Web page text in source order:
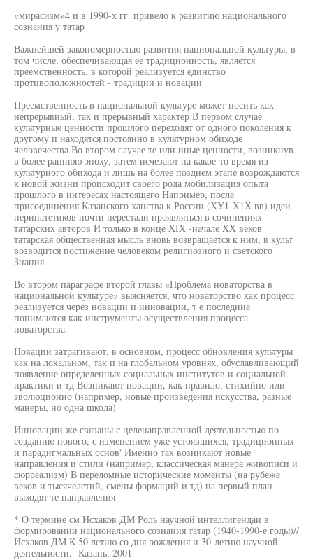
«мирасизм»4 и в 1990-х гг. привело к развитию национального
сознания у татар
Важнейшей закономерностью развития национальной культуры, в
том числе, обеспечивающая ее традиционность, является
преемственность, в которой реализуется единство
противоположностей - традиции и новации
Преемственность в национальной культуре может носить как
непрерывный, так и прерывный характер В первом случае
культурные ценности прошлого переходят от одного поколения к
другому и находятся постоянно в культурном обиходе
человечества Во втором случае те или иные ценности, возникнув
в более раннюю эпоху, затем исчезают на какое-то время из
культурного обихода и лишь на более позднем этапе возрождаются
к новой жизни происходит своего рода мобилизация опыта
прошлого в интересах настоящего Например, после
присоединения Казанского ханства к России (ХУ1-Х1Х вв) идеи
перипатетиков почти перестали проявляться в сочинениях
татарских авторов И только в конце XIX -начале XX веков
татарская общественная мысль вновь возвращается к ним, в культ
возводится постижение человеком религиозного и светского
Знания
Во втором параграфе второй главы «Проблема новаторства в
национальной культуре» выясняется, что новаторство как процесс
реализуется через новации и инновации, т е последние
понимаются как инструменты осуществления процесса
новаторства.
Новации затрагивают, в основном, процесс обновления культуры
как на локальном, так и на глобальном уровнях, обуславливающий
появление определенных социальных институтов и социальной
практики и тд Возникают новации, как правило, стихийно или
эволюционно (например, новые произведения искусства, разные
манеры, но одна школа)
Инновации же связаны с целенаправленной деятельностью по
созданию нового, с изменением уже устоявшихся, традиционных
и парадигмальных основ' Именно так возникают новые
направления и стили (например, классическая манера живописи и
сюрреализм) В переломные исторические моменты (на рубеже
веков и тысячелетий, смены формаций и тд) на первый план
выходят те направления
* О термине см Исхаков ДМ Роль научной интеллигендаи в
формировании национального сознания татар (1940-1990-е годы)//
Исхаков ДМ К 50 летию со дня рождения и 30-летию научной
деятельности. -Казань, 2001